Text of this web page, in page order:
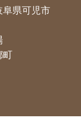
阜県可児市
町